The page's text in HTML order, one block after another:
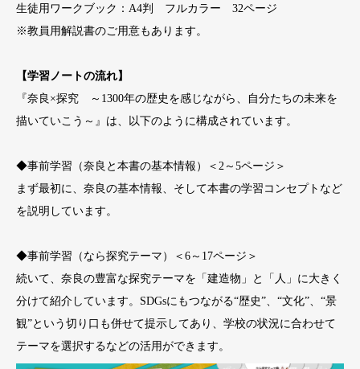
生徒用ワークブック：A4判 フルカラー 32ページ
※教員用解説書のご用意もあります。
【学習ノートの流れ】
『奈良×探究 ～1300年の歴史を感じながら、自分たちの未来を
描いていこう～』は、以下のように構成されています。
◆事前学習（奈良と本書の基本情報）＜2～5ページ＞
まず最初に、奈良の基本情報、そして本書の学習コンセプトなど
を説明しています。
◆事前学習（なら探究テーマ）＜6～17ページ＞
続いて、奈良の豊富な探究テーマを「建造物」と「人」に大きく
分けて紹介しています。SDGsにもつながる“歴史”、“文化”、“景
観”という切り口も併せて提示してあり、学校の状況に合わせて
テーマを選択するなどの活用ができます。